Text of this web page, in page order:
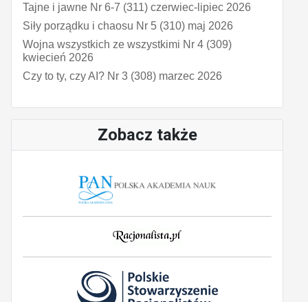
Tajne i jawne Nr 6-7 (311) czerwiec-lipiec 2026
Siły porządku i chaosu Nr 5 (310) maj 2026
Wojna wszystkich ze wszystkimi Nr 4 (309)
kwiecień 2026
Czy to ty, czy AI? Nr 3 (308) marzec 2026
Zobacz także